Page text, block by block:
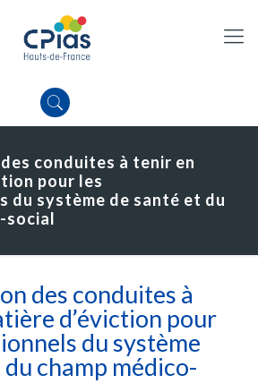
conduites à tenir en
pour les
du système de santé et du
social
des conduites à
d’éviction pour
du système
champ médico-